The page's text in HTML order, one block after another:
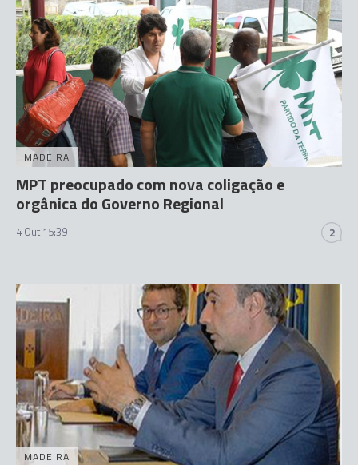
MADEIRA
MPT preocupado com nova coligação e
orgânica do Governo Regional
4 Out 15:39 2
MADEIRA